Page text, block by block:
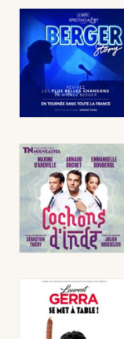
Artistes en
Actus à Saint-
Magazine à
09 - Ariège
Choisir mes